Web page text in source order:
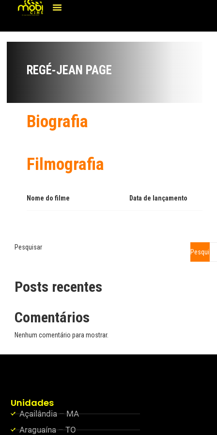
REGÉ-JEAN PAGE
Biografia
Filmografia
Nome do filme Data de lançamento
Pesquisar
Posts recentes
Comentários
Nenhum comentário para mostrar.
Unidades
Açailândia – MA
Araguaína – TO